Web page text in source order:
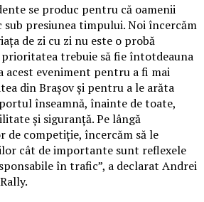
se produc pentru că oamenii
presiunea timpului. Noi încercăm
de zi cu zi nu este o probă
prioritatea trebuie să fie întotdeauna
acest eveniment pentru a fi mai
din Brașov și pentru a le arăta
înseamnă, înainte de toate,
și siguranță. Pe lângă
de competiție, încercăm să le
cât de importante sunt reflexele
în trafic”, a declarat Andrei